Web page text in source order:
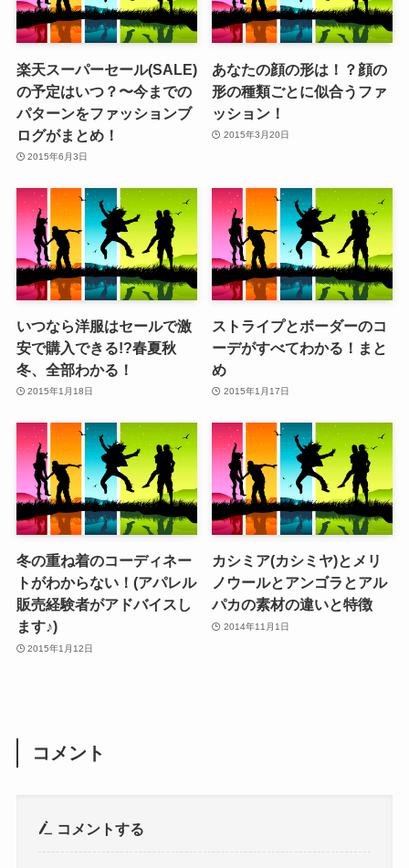
楽天スーパーセール(SALE)
の予定はいつ？〜今までの
パターンをファッションブ
ログがまとめ！
2015年6月3日
あなたの顔の形は！？顔の
形の種類ごとに似合うファ
ッション！
2015年3月20日
いつなら洋服はセールで激
安で購入できる!?春夏秋
冬、全部わかる！
2015年1月18日
ストライプとボーダーのコ
ーデがすべてわかる！まと
め
2015年1月17日
冬の重ね着のコーディネー
トがわからない！(アパレル
販売経験者がアドバイスし
ます♪)
2015年1月12日
カシミア(カシミヤ)とメリ
ノウールとアンゴラとアル
パカの素材の違いと特徴
2014年11月1日
コメント
コメントする